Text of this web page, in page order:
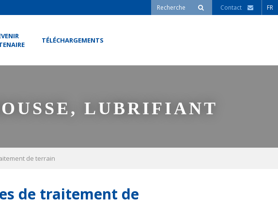
Contact FR
TÉLÉCHARGEMENTS
LUBRIFIANT
de terrain
de traitement de